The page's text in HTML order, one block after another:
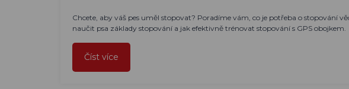
Chcete, aby váš pes uměl stopovat? Poradíme vám, co je potřeba o stopování
naučit psa základy stopování a jak efektivně trénovat stopování s GPS obojkem.
Číst více